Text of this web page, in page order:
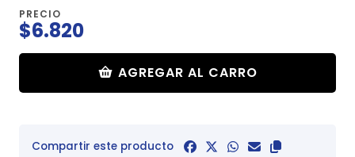
PRECIO
$6.820
AGREGAR AL CARRO
Compartir este producto